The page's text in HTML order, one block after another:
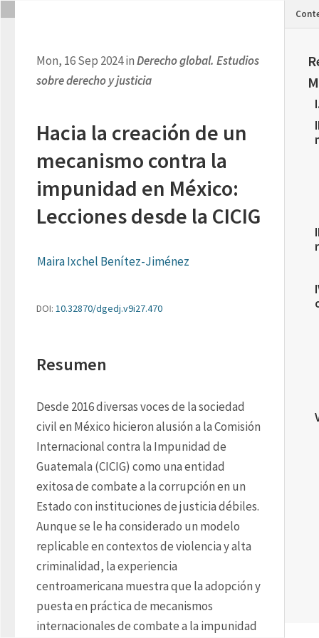
Mon, 16 Sep 2024 inDerecho global. Estudios
sobre derecho y justicia
Hacia la creación de un
mecanismo contra la
impunidad en México:
Lecciones desde la CICIG
Maira Ixchel Benítez-Jiménez
DOI: 10.32870/dgedj.v9i27.470
Resumen
Desde 2016 diversas voces de la sociedad
civil en México hicieron alusión a la Comisión
Internacional contra la Impunidad de
Guatemala (CICIG) como una entidad
exitosa de combate a la corrupción en un
Estado con instituciones de justicia débiles.
Aunque se le ha considerado un modelo
replicable en contextos de violencia y alta
criminalidad, la experiencia
centroamericana muestra que la adopción y
puesta en práctica de mecanismos
internacionales de combate a la impunidad